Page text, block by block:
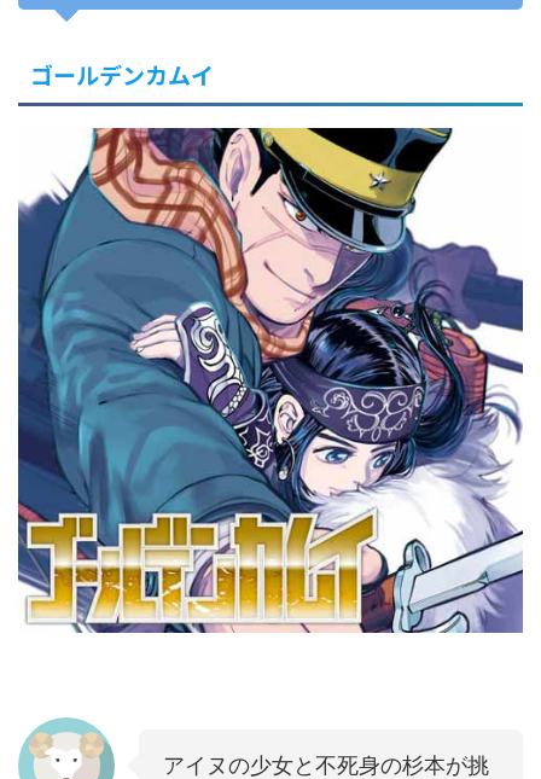
ゴールデンカムイ
アイヌの少女と不死身の杉本が挑